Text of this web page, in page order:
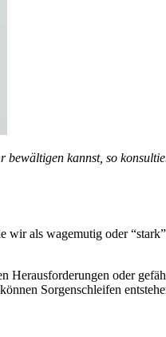
kannst, so
als wagemutig oder
Herausforderungen oder
Sorgenschleifen